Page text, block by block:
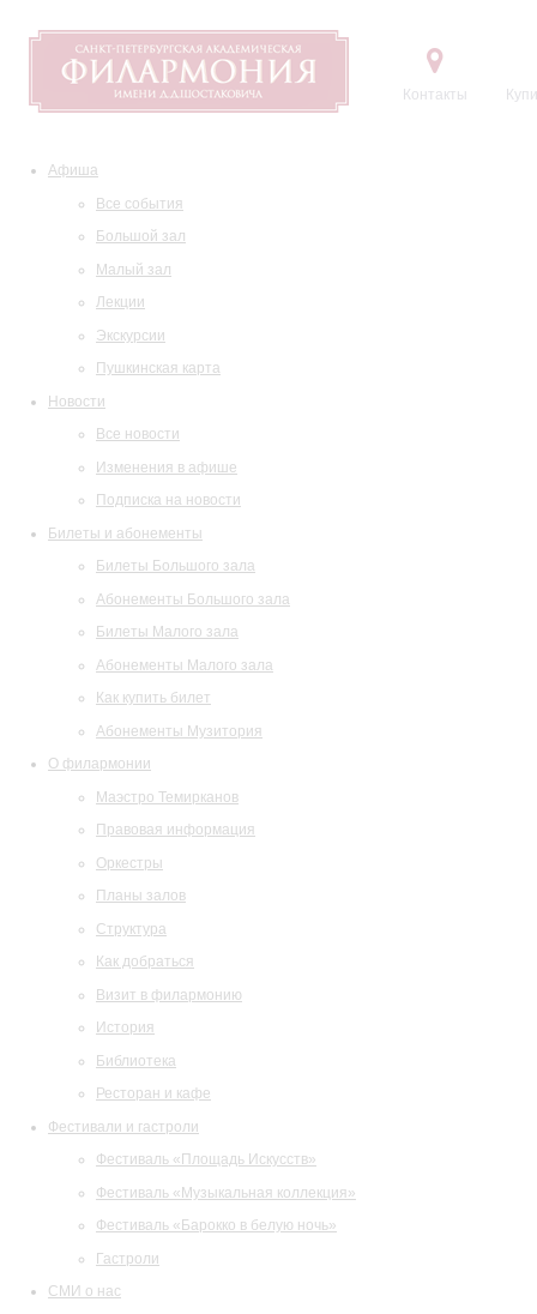
Контакты
Афиша
Все события
Большой зал
Малый зал
Лекции
Экскурсии
Пушкинская карта
Новости
Все новости
Изменения в афише
Подписка на новости
Билеты и абонементы
Билеты Большого зала
Абонементы Большого зала
Билеты Малого зала
Абонементы Малого зала
Как купить билет
Абонементы Музитория
О филармонии
Маэстро Темирканов
Правовая информация
Оркестры
Планы залов
Структура
Как добраться
Визит в филармонию
История
Библиотека
Ресторан и кафе
Фестивали и гастроли
Фестиваль «Площадь Искусств»
Фестиваль «Музыкальная коллекция»
Фестиваль «Барокко в белую ночь»
Гастроли
СМИ о нас